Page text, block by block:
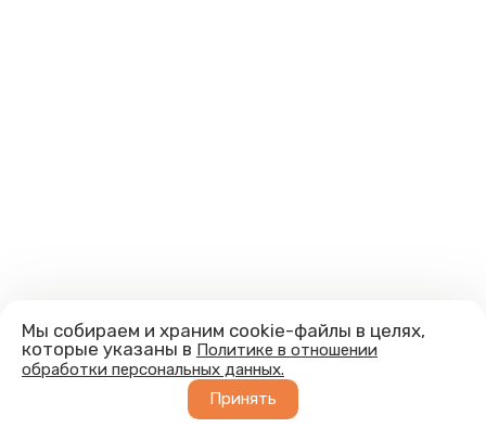
Мы собираем и храним cookie-файлы в целях,
которые указаны в Политике в отношении
обработки персональных данных.
Принять